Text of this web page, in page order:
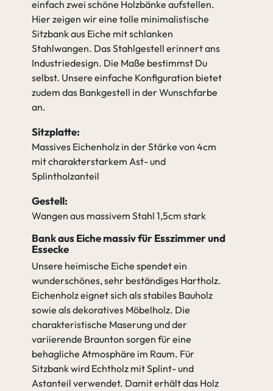
einfach zwei schöne Holzbänke aufstellen.
Hier zeigen wir eine tolle minimalistische
Sitzbank aus Eiche mit schlanken
Stahlwangen. Das Stahlgestell erinnert ans
Industriedesign. Die Maße bestimmst Du
selbst. Unsere einfache Konfiguration bietet
zudem das Bankgestell in der Wunschfarbe
an.
Sitzplatte:
Massives Eichenholz in der Stärke von 4cm
mit charakterstarkem Ast- und
Splintholzanteil
Gestell:
Wangen aus massivem Stahl 1,5cm stark
Bank aus Eiche massiv für Esszimmer und
Essecke
Unsere heimische Eiche spendet ein
wunderschönes, sehr beständiges Hartholz.
Eichenholz eignet sich als stabiles Bauholz
sowie als dekoratives Möbelholz. Die
charakteristische Maserung und der
variierende Braunton sorgen für eine
behagliche Atmosphäre im Raum. Für
Sitzbank wird Echtholz mit Splint- und
Astanteil verwendet. Damit erhält das Holz